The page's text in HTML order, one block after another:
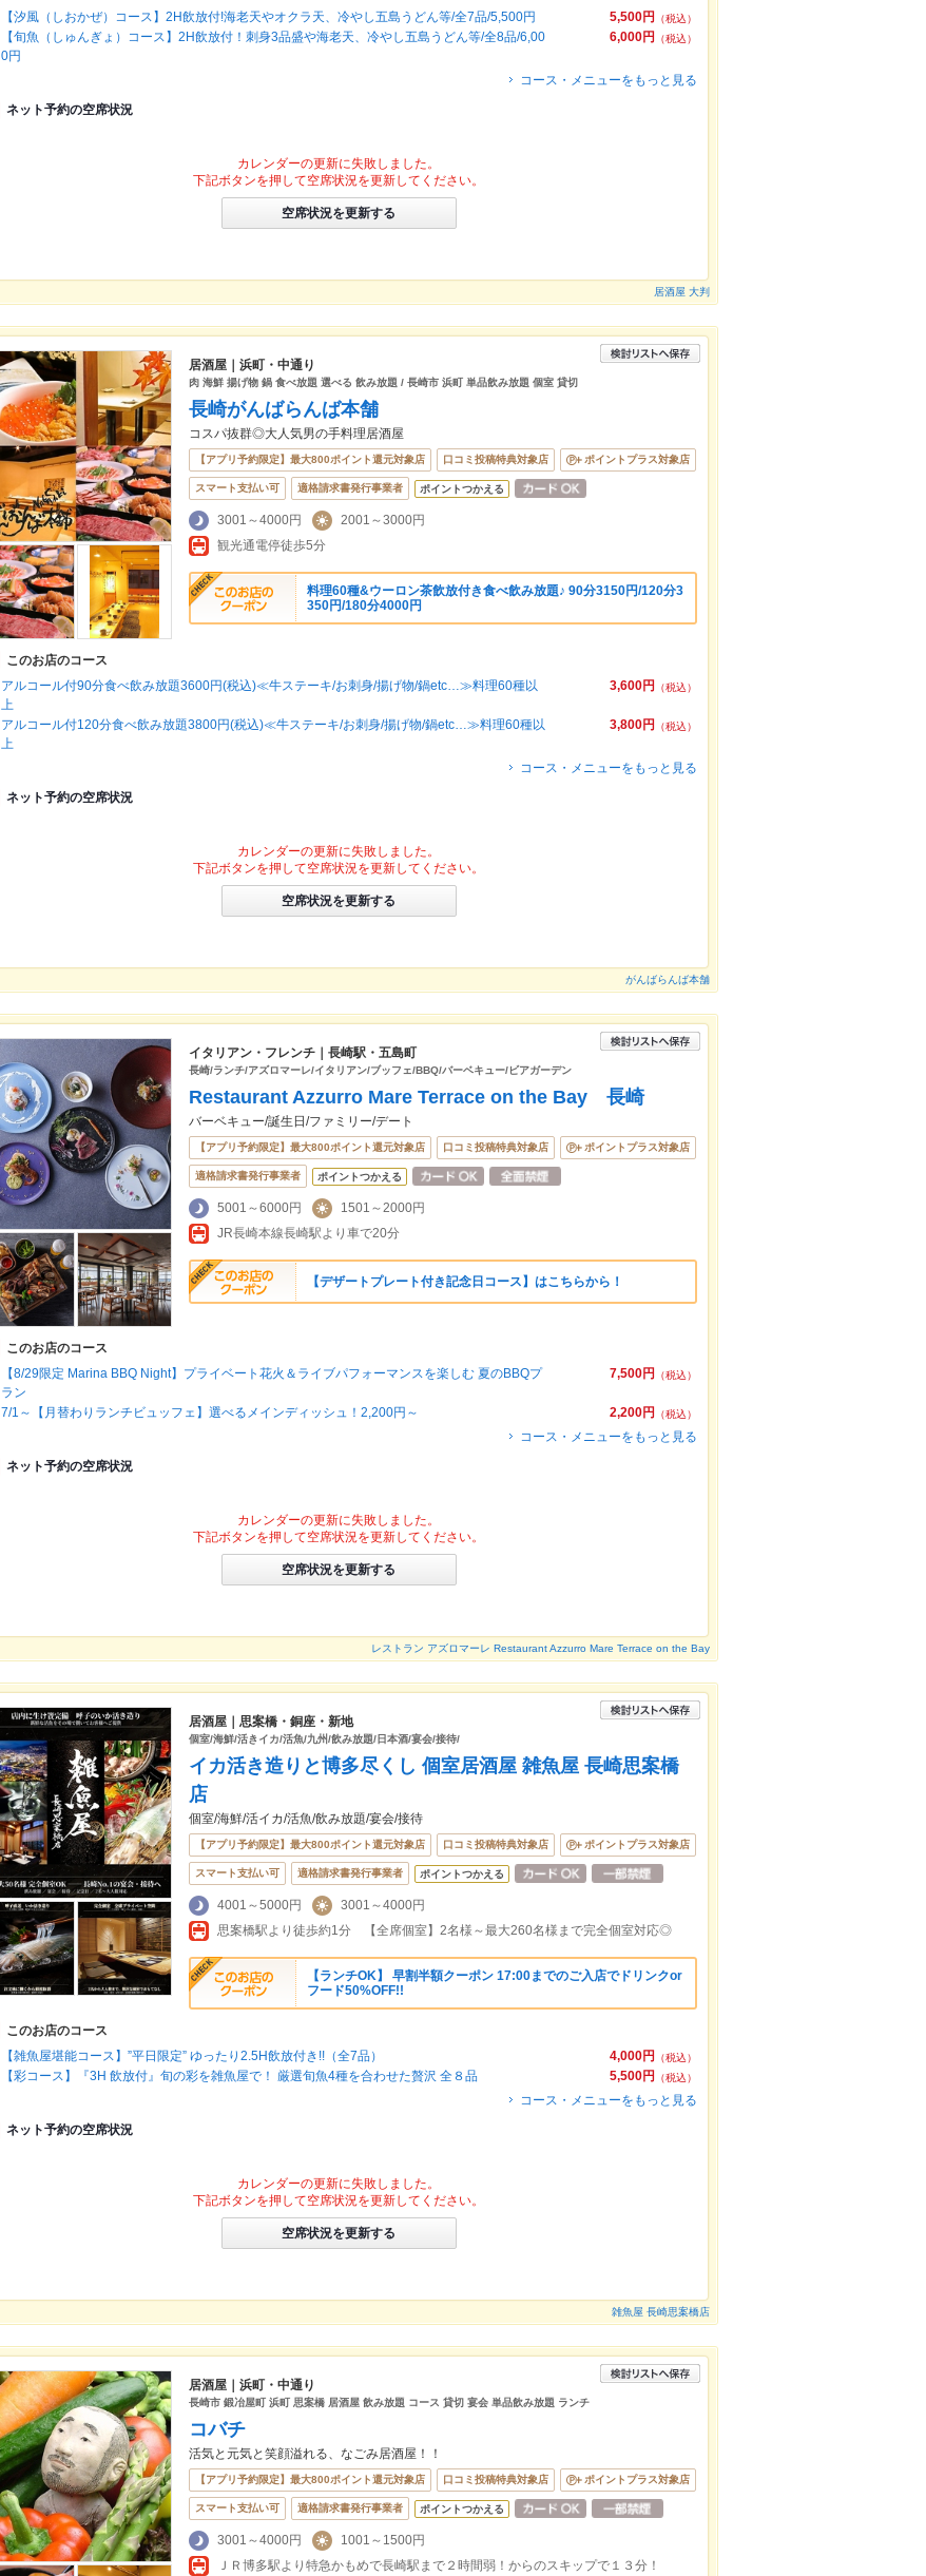
5,500円
（税込）
【汐風（しおかぜ）コース】2H飲放付!海老天やオクラ天、冷やし五島うどん等/全7品/5,500円
6,000円
（税込）
【旬魚（しゅんぎょ）コース】2H飲放付！刺身3品盛や海老天、冷やし五島うどん等/全8品/6,00
0円
コース・メニューをもっと見る
ネット予約の空席状況
カレンダーの更新に失敗しました。
下記ボタンを押して空席状況を更新してください。
空席状況を更新する
居酒屋 大判
居酒屋｜浜町・中通り
肉 海鮮 揚げ物 鍋 食べ放題 選べる 飲み放題 / 長崎市 浜町 単品飲み放題 個室 貸切
長崎がんばらんば本舗
コスパ抜群◎大人気男の手料理居酒屋
【アプリ予約限定】最大800ポイント還元対象店 口コミ投稿特典対象店 ポイントプラス対象店
スマート支払い可 適格請求書発行事業者 ポイントつかえる
3001～4000円
2001～3000円
観光通電停徒歩5分
料理60種&ウーロン茶飲放付き食べ飲み放題♪ 90分3150円/120分3
350円/180分4000円
このお店のコース
3,600円
（税込）
アルコール付90分食べ飲み放題3600円(税込)≪牛ステーキ/お刺身/揚げ物/鍋etc…≫料理60種以
上
3,800円
（税込）
アルコール付120分食べ飲み放題3800円(税込)≪牛ステーキ/お刺身/揚げ物/鍋etc…≫料理60種以
上
コース・メニューをもっと見る
ネット予約の空席状況
カレンダーの更新に失敗しました。
下記ボタンを押して空席状況を更新してください。
空席状況を更新する
がんばらんば本舗
イタリアン・フレンチ｜長崎駅・五島町
長崎/ランチ/アズロマーレ/イタリアン/ブッフェ/BBQ/バーベキュー/ビアガーデン
Restaurant Azzurro Mare Terrace on the Bay 長崎
バーベキュー/誕生日/ファミリー/デート
【アプリ予約限定】最大800ポイント還元対象店 口コミ投稿特典対象店 ポイントプラス対象店
適格請求書発行事業者 ポイントつかえる
5001～6000円
1501～2000円
JR長崎本線長崎駅より車で20分
【デザートプレート付き記念日コース】はこちらから！
このお店のコース
7,500円
（税込）
【8/29限定 Marina BBQ Night】プライベート花火＆ライブパフォーマンスを楽しむ 夏のBBQプ
ラン
2,200円
（税込）
7/1～【月替わりランチビュッフェ】選べるメインディッシュ！2,200円～
コース・メニューをもっと見る
ネット予約の空席状況
カレンダーの更新に失敗しました。
下記ボタンを押して空席状況を更新してください。
空席状況を更新する
レストラン アズロマーレ Restaurant Azzurro Mare Terrace on the Bay
居酒屋｜思案橋・銅座・新地
個室/海鮮/活きイカ/活魚/九州/飲み放題/日本酒/宴会/接待/
イカ活き造りと博多尽くし 個室居酒屋 雑魚屋 長崎思案橋
店
個室/海鮮/活イカ/活魚/飲み放題/宴会/接待
【アプリ予約限定】最大800ポイント還元対象店 口コミ投稿特典対象店 ポイントプラス対象店
スマート支払い可 適格請求書発行事業者 ポイントつかえる
4001～5000円
3001～4000円
思案橋駅より徒歩約1分 【全席個室】2名様～最大260名様まで完全個室対応◎
【ランチOK】 早割半額クーポン 17:00までのご入店でドリンクor
フード50%OFF!!
このお店のコース
4,000円
（税込）
【雑魚屋堪能コース】”平日限定” ゆったり2.5H飲放付き!!（全7品）
5,500円
（税込）
【彩コース】『3H 飲放付』旬の彩を雑魚屋で！ 厳選旬魚4種を合わせた贅沢 全８品
コース・メニューをもっと見る
ネット予約の空席状況
カレンダーの更新に失敗しました。
下記ボタンを押して空席状況を更新してください。
空席状況を更新する
雑魚屋 長崎思案橋店
居酒屋｜浜町・中通り
長崎市 鍛冶屋町 浜町 思案橋 居酒屋 飲み放題 コース 貸切 宴会 単品飲み放題 ランチ
コバチ
活気と元気と笑顔溢れる、なごみ居酒屋！！
【アプリ予約限定】最大800ポイント還元対象店 口コミ投稿特典対象店 ポイントプラス対象店
スマート支払い可 適格請求書発行事業者 ポイントつかえる
3001～4000円
1001～1500円
ＪＲ博多駅より特急かもめで長崎駅まで２時間弱！からのスキップで１３分！